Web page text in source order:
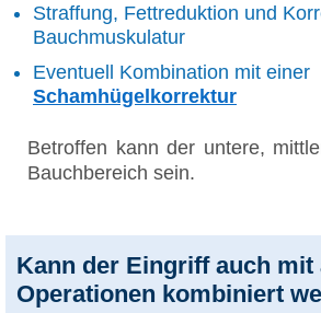
Straffung, Fettreduktion und
Bauchmuskulatur
Eventuell Kombination mit einer
Schamhügelkorrektur
Betroffen kann der untere,
Bauchbereich sein.
Kann der Eingriff auch mit
Operationen kombiniert